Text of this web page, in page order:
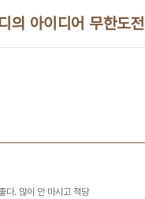
의 아이디어 무한도전
다. 많이 안 마시고 적당